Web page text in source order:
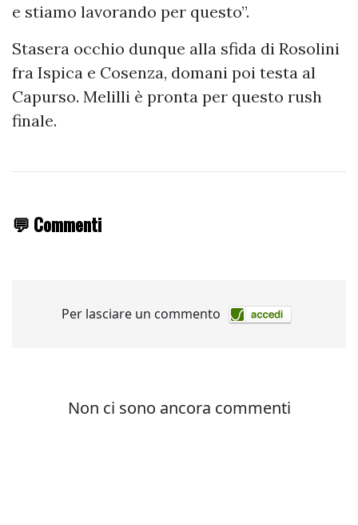
e stiamo lavorando per questo”.
Stasera occhio dunque alla sfida di Rosolini
fra Ispica e Cosenza, domani poi testa al
Capurso. Melilli è pronta per questo rush
finale.
💬 Commenti